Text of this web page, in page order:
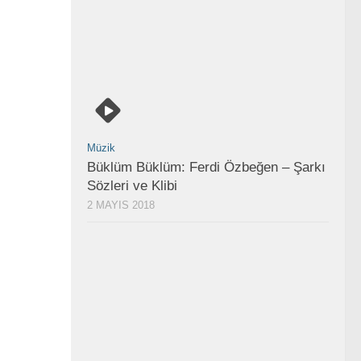
Müzik
Büklüm Büklüm: Ferdi Özbeğen – Şarkı
Sözleri ve Klibi
2 MAYIS 2018